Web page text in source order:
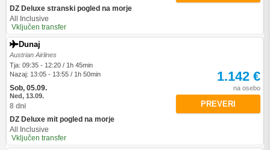
DZ Deluxe stranski pogled na morje
All Inclusive
Vključen transfer
Dunaj
Austrian Airlines
Tja: 09:35 - 12:20 / 1h 45min
Nazaj: 13:05 - 13:55 / 1h 50min
Sob, 05.09.
Ned, 13.09.
8 dni
DZ Deluxe mit pogled na morje
All Inclusive
Vključen transfer
1.142 €
na osebo
PREVERI